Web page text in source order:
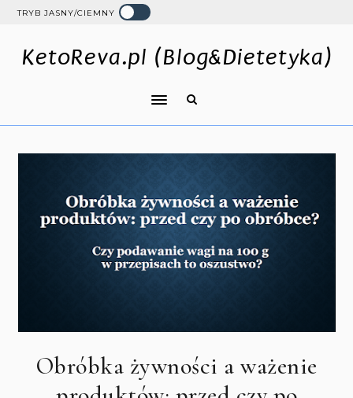
TRYB JASNY/CIEMNY
KetoReva.pl (Blog&Dietetyka)
Obróbka żywności a ważenie